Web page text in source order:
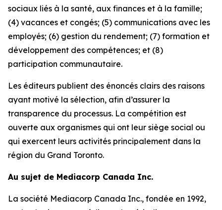
sociaux liés à la santé, aux finances et à la famille;
(4) vacances et congés; (5) communications avec les
employés; (6) gestion du rendement; (7) formation et
développement des compétences; et (8)
participation communautaire.
Les éditeurs publient des énoncés clairs des raisons
ayant motivé la sélection, afin d’assurer la
transparence du processus. La compétition est
ouverte aux organismes qui ont leur siège social ou
qui exercent leurs activités principalement dans la
région du Grand Toronto.
Au sujet de Mediacorp Canada Inc.
La société Mediacorp Canada Inc., fondée en 1992,